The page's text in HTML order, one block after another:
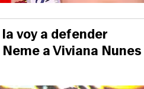
voy a defender
a Viviana Nunes